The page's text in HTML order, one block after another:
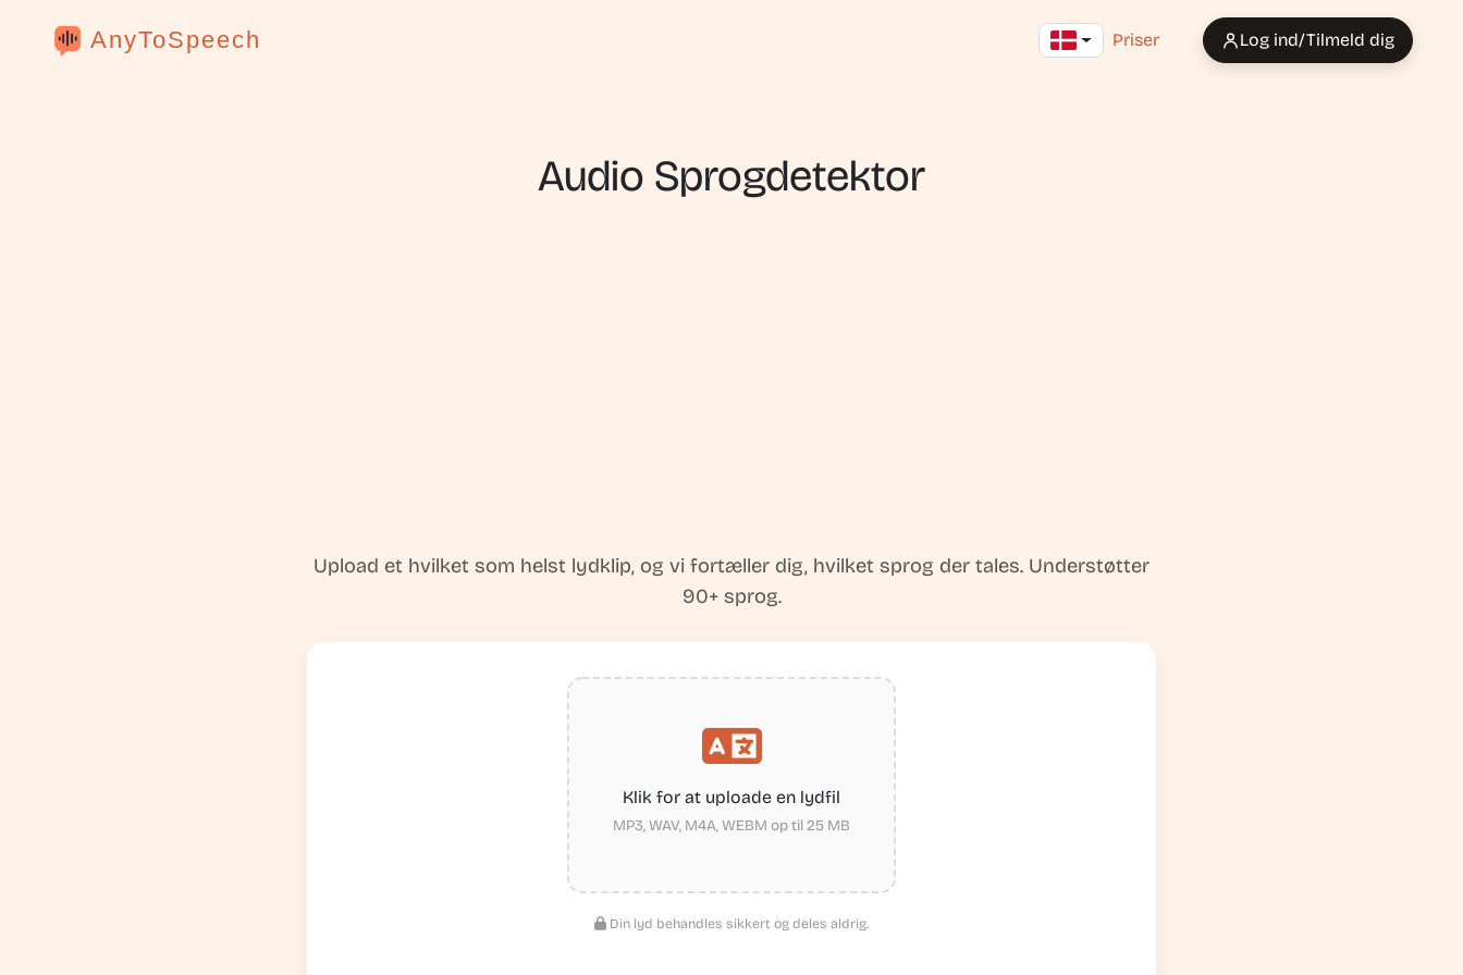
AnyToSpeech Priser Log ind/Tilmeld dig
Audio Sprogdetektor
Upload et hvilket som helst lydklip, og vi fortæller dig, hvilket sprog der tales. Understøtter
90+ sprog.
Klik for at uploade en lydfil
MP3, WAV, M4A, WEBM op til 25 MB
Din lyd behandles sikkert og deles aldrig.